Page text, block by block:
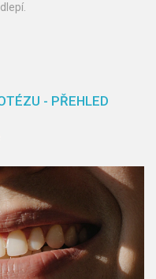
- PŘEHLED